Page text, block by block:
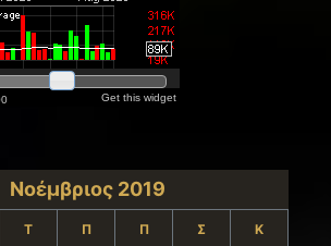
Νοέμβριος 2019
Τ Π Π Σ Κ